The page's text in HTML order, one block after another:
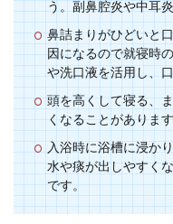
う。副鼻腔炎や中耳
鼻詰まりがひどいと
因になるので就寝時
や洗口液を活用し、
頭を高くして寝る、
くなることがありま
入浴時に浴槽に浸か
水や痰が出しやすく
です。